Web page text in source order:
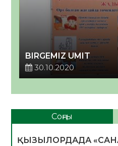
BIRGEMIZ UMIT
30.10.2020
Соңғы
ҚЫЗЫЛОРДАДА